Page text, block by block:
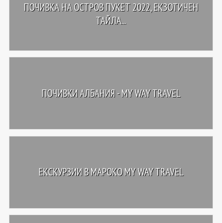
ПОЧИВКА НА ОСТРОВ ПУКЕТ 2022, ЕКЗОТИЧЕН
ТАЙЛА...
ПОЧИВКИ АЛБАНИЯ - MY WAY TRAVEL
ЕКСКУРЗИИ В МАРОКО MY WAY TRAVEL